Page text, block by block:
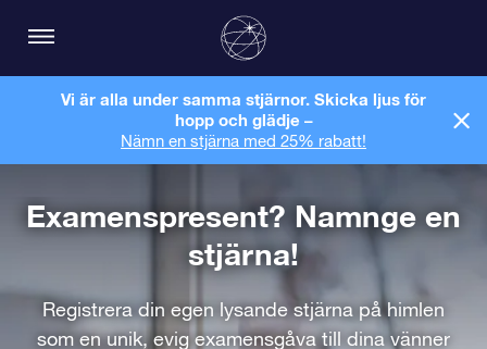
Vi är alla under samma stjärnor. Skicka ljus för
hopp och glädje –
Nämn en stjärna med 25% rabatt!
Examenspresent? Namnge en
stjärna!
Registrera din egen lysande stjärna på himlen
som en unik, evig examensgåva till dina vänner